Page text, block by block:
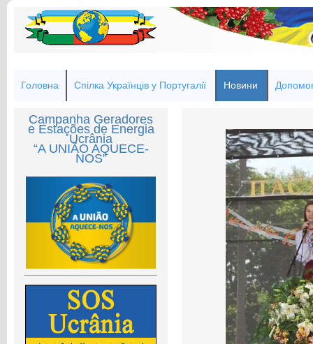
Головна Спілка Українців у Португалії Новини
Campanha Geradores
e Estações de Energia
Ucrânia
“A UNIÃO AQUECE-
NOS”